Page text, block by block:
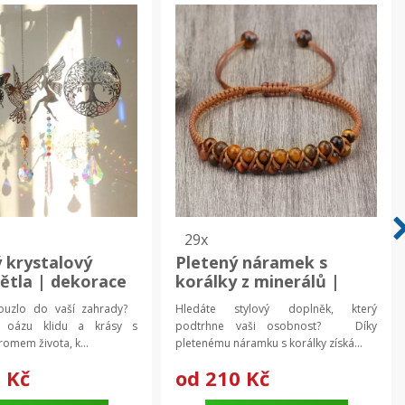
krystalový
| dekorace
| venkovní
do vaší zahrady?
oázu klidu a krásy s
života, k...
Kč
29x
Pletený náramek s
korálky z minerálů |
korálkový náramek,
módní šperk
Hledáte stylový doplněk, který
podtrhne vaši osobnost? Díky
pletenému náramku s korálky získá...
od 210 Kč